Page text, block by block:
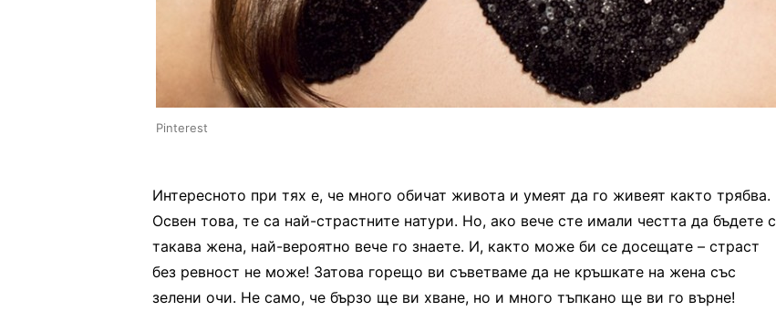
Pinterest
Интересното при тях е, че много обичат живота и умеят да го живеят както трябва.
Освен това, те са най-страстните натури. Но, ако вече сте имали честта да бъдете с
такава жена, най-вероятно вече го знаете. И, както може би се досещате – страст
без ревност не може! Затова горещо ви съветваме да не кръшкате на жена със
зелени очи. Не само, че бързо ще ви хване, но и много тъпкано ще ви го върне!